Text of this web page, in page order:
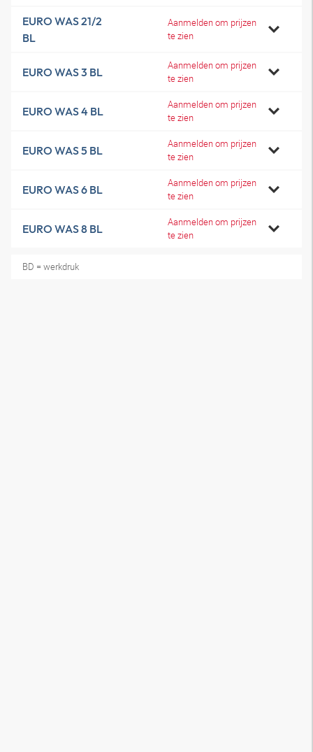
EURO WAS 21/2
BL
Aanmelden om prijzen
te zien
EURO WAS 3 BL
Aanmelden om prijzen
te zien
EURO WAS 4 BL
Aanmelden om prijzen
te zien
EURO WAS 5 BL
Aanmelden om prijzen
te zien
EURO WAS 6 BL
Aanmelden om prijzen
te zien
EURO WAS 8 BL
Aanmelden om prijzen
te zien
BD = werkdruk